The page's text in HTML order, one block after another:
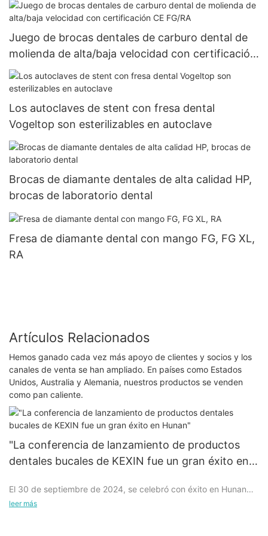
Juego de brocas dentales de carburo dental de
molienda de alta/baja velocidad con certificación
CE FG/RA
Los autoclaves de stent con fresa dental
Vogeltop son esterilizables en autoclave
Brocas de diamante dentales de alta calidad HP,
brocas de laboratorio dental
Fresa de diamante dental con mango FG, FG XL,
RA
Artículos Relacionados
Hemos ganado cada vez más apoyo de clientes y socios y los
canales de venta se han ampliado. En países como Estados
Unidos, Australia y Alemania, nuestros productos se venden
como pan caliente.
"La conferencia de lanzamiento de productos
dentales bucales de KEXIN fue un gran éxito en
El 30 de septiembre de 2024, se celebró con éxito en Hunan
una conferencia de lanzamiento de productos bucales y
leer más